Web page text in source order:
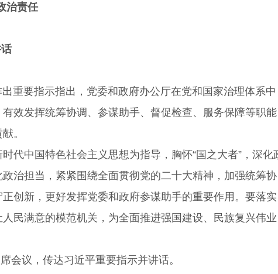
治责任
要指示指出，党委和政府办公厅在党和国家治理体系中
效发挥统筹协调、参谋助手、督促检查、服务保障等职能
。
中国特色社会主义思想为指导，胸怀“国之大者”，深化
治担当，紧紧围绕全面贯彻党的二十大精神，加强统筹协
创新，更好发挥党委和政府参谋助手的重要作用。要落实
民满意的模范机关，为全面推进强国建设、民族复兴伟业
议，传达习近平重要指示并讲话。